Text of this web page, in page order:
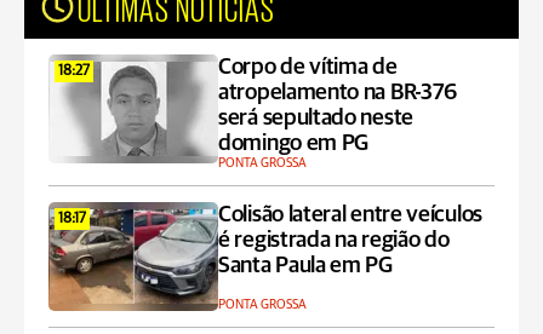
18:27
Corpo de vítima de
atropelamento na BR-376
será sepultado neste
domingo em PG
PONTA GROSSA
18:17
Colisão lateral entre veículos
é registrada na região do
Santa Paula em PG
PONTA GROSSA